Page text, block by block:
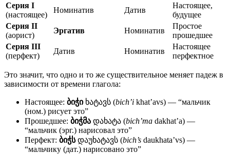
Серия I
(настоящее)
Номинатив Датив
Настоящее,
будущее
Серия II
(аорист)
Эргатив Номинатив
Простое
прошедшее
Серия III
(перфект)
Датив Номинатив
Настоящее
перфектное
Это значит, что одно и то же существительное меняет падеж в
зависимости от времени глагола:
Настоящее: ბიჭიხატავს (bich’i khat’avs) — “мальчик
(ном.) рисует это”
Прошедшее: ბიჭმა დახატა (bich’ma dakhat’a) —
“мальчик (эрг.) нарисовал это”
Перфект: ბიჭსდაუხატავს (bich’s daukhata’vs) —
“мальчику (дат.) нарисовано это”